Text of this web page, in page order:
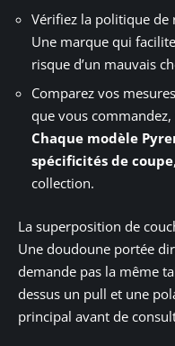
Vérifiez la politique de
Une marque qui
risque d’un mauvais
Comparez vos
que vous
Chaque modèle
spécificités de coupe
collection.
La superposition de
Une doudoune portée
demande pas la même
dessus un pull et une
principal avant de